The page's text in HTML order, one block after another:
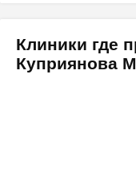
Клиники где
Куприянова